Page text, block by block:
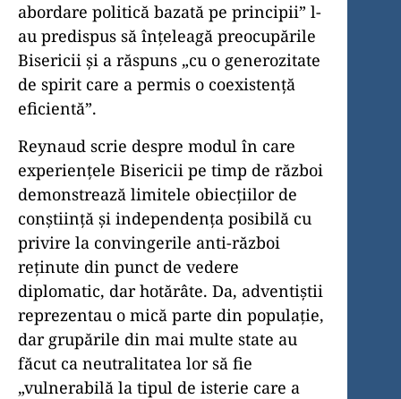
abordare politică bazată pe principii” l-
au predispus să înțeleagă preocupările
Bisericii și a răspuns „cu o generozitate
de spirit care a permis o coexistență
eficientă”.
Reynaud scrie despre modul în care
experiențele Bisericii pe timp de război
demonstrează limitele obiecțiilor de
conștiință și independența posibilă cu
privire la convingerile anti-război
reținute din punct de vedere
diplomatic, dar hotărâte. Da, adventiștii
reprezentau o mică parte din populație,
dar grupările din mai multe state au
făcut ca neutralitatea lor să fie
„vulnerabilă la tipul de isterie care a